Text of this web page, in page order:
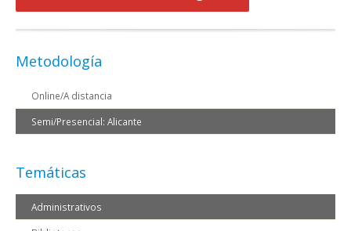
Metodología
Online/A distancia
Semi/Presencial: Alicante
Temáticas
Administrativos